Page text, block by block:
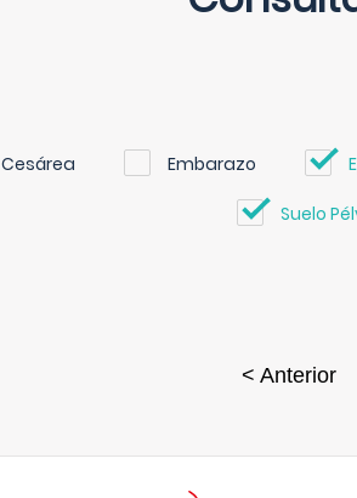
Cesárea Embarazo
Suelo
< Anterior